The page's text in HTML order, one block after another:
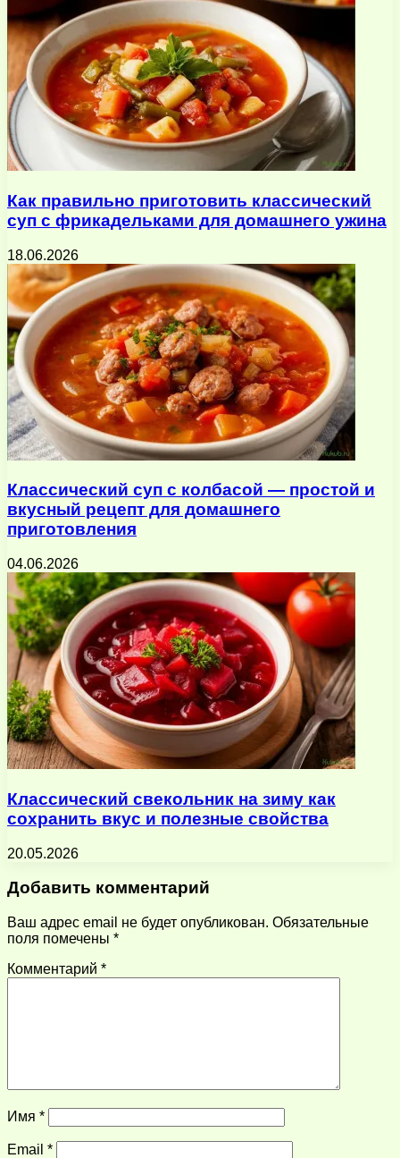
Как правильно приготовить классический
суп с фрикадельками для домашнего ужина
18.06.2026
Классический суп с колбасой — простой и
вкусный рецепт для домашнего
приготовления
04.06.2026
Классический свекольник на зиму как
сохранить вкус и полезные свойства
20.05.2026
Добавить комментарий
Ваш адрес email не будет опубликован. Обязательные
поля помечены *
Комментарий *
Имя *
Email *